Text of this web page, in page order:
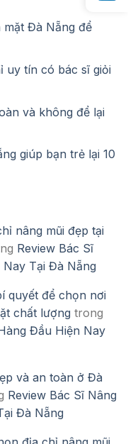
mặt Đà Nẵng để
uy tín có bác sĩ giỏi
và không để lại
giúp bạn trẻ lại 10
nâng mũi đẹp tại
Review Bác Sĩ
Tại Đà Nẵng
quyết để chọn nơi
chất lượng trong
Đầu Hiện Nay
và an toàn ở Đà
Review Bác Sĩ Nâng
Đà Nẵng